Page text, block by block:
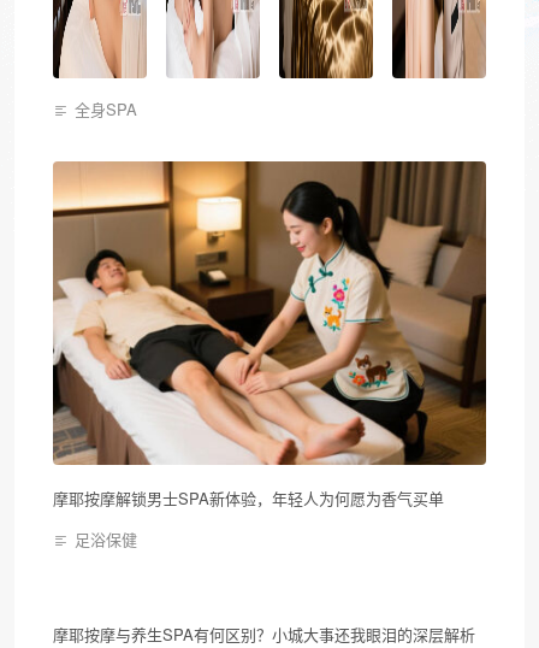
全身SPA
摩耶按摩解锁男士SPA新体验，年轻人为何愿为香气买单
足浴保健
摩耶按摩与养生SPA有何区别？小城大事还我眼泪的深层解析